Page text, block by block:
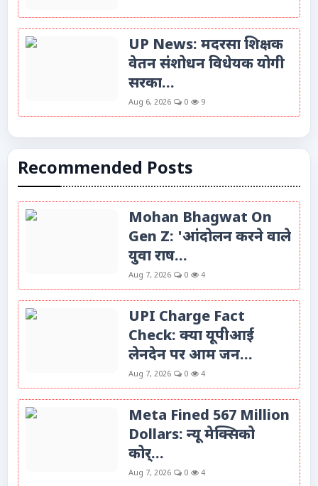
UP News: मदरसा शिक्षक
वेतन संशोधन विधेयक योगी
सरका...
Aug 6, 2026 0 9
Recommended Posts
Mohan Bhagwat On
Gen Z: 'आंदोलन करने वाले
युवा राष...
Aug 7, 2026 0 4
UPI Charge Fact
Check: क्या यूपीआई
लेनदेन पर आम जन...
Aug 7, 2026 0 4
Meta Fined 567 Million
Dollars: न्यू मेक्सिको
कोर्...
Aug 7, 2026 0 4